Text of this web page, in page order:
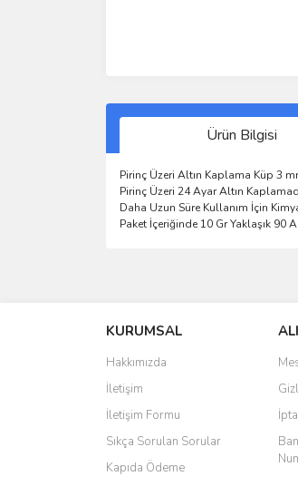
Ürün Bilgisi
Pirinç Üzeri Altın Kaplama Küp 3
Pirinç Üzeri 24 Ayar Altın
Daha Uzun Süre Kullanım İçin
Paket İçeriğinde 10 Gr Yaklaşık 90
Ürün resmi kalitesiz, bozuk
Ürün açıklamasında eksik
Ürün bilgilerinde hatalar
Ürün fiyatı diğer sitelerden
Bu ürüne benzer farklı
KURUMSAL
Hakkımızda
İletişim
İletişim Formu
Sıkça Sorulan Sorular
Kapıda Ödeme